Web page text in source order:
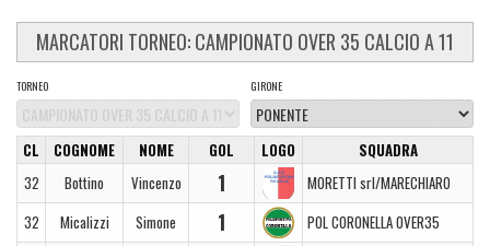
MARCATORI TORNEO: CAMPIONATO OVER 35 CALCIO A 11
TORNEO GIRONE
CL COGNOME NOME GOL LOGO
SQUADRA
32
Bottino Vincenzo 1
MORETTI srl/MARECHIARO
32
Micalizzi Simone 1
POL CORONELLA OVER35